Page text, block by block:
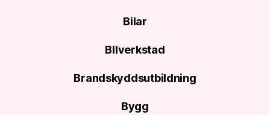
Bilar
BIlverkstad
Brandskyddsutbildning
Bygg